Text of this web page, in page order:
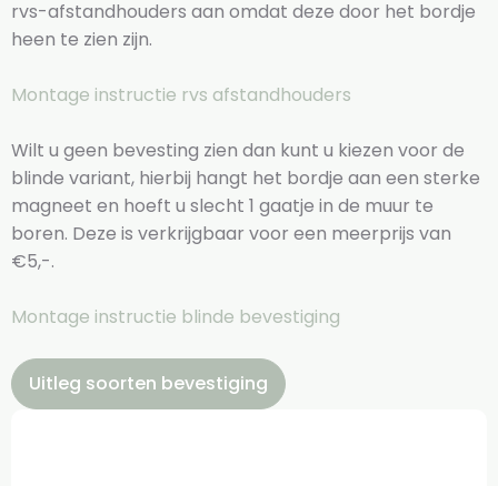
rvs-afstandhouders aan omdat deze door het bordje
heen te zien zijn.
Montage instructie rvs afstandhouders
Wilt u geen bevesting zien dan kunt u kiezen voor de
blinde variant, hierbij hangt het bordje aan een sterke
magneet en hoeft u slecht 1 gaatje in de muur te
boren. Deze is verkrijgbaar voor een meerprijs van
€5,-.
Montage instructie blinde bevestiging
Uitleg soorten bevestiging